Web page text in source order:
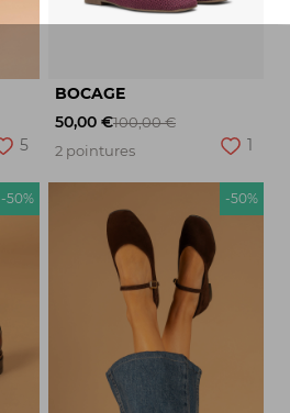
5
BOCAGE
50,00 €100,00 €
2 pointures
1
-50% -50%